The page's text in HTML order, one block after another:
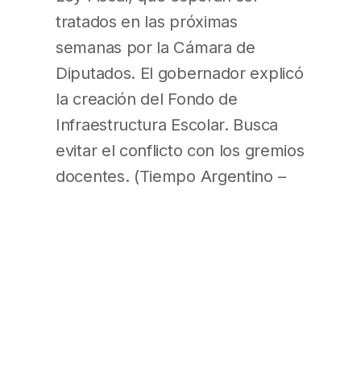
tratados en las próximas
semanas por la Cámara de
Diputados. El gobernador explicó
la creación del Fondo de
Infraestructura Escolar. Busca
evitar el conflicto con los gremios
docentes. (Tiempo Argentino –